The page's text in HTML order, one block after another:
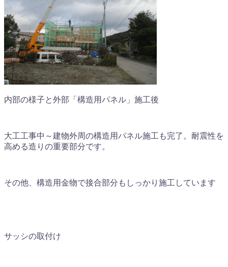
内部の様子と外部「構造用パネル」施工後
大工工事中～建物外周の構造用パネル施工も完了。耐震性を
高める造りの重要部分です。
その他、構造用金物で接合部分もしっかり施工しています
サッシの取付け